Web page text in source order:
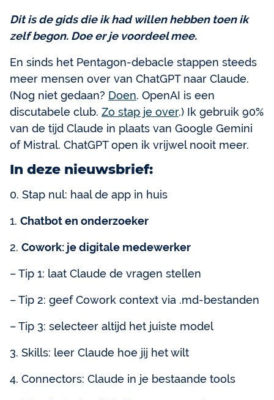
Dit is de gids die ik had willen hebben toen ik
zelf begon. Doe er je voordeel mee.
En sinds het Pentagon-debacle stappen steeds
meer mensen over van ChatGPT naar Claude.
(Nog niet gedaan? Doen. OpenAI is een
discutabele club. Zo stap je over.) Ik gebruik 90%
van de tijd Claude in plaats van Google Gemini
of Mistral. ChatGPT open ik vrijwel nooit meer.
In deze nieuwsbrief:
0. Stap nul: haal de app in huis
1. Chatbot en onderzoeker
2. Cowork: je digitale medewerker
– Tip 1: laat Claude de vragen stellen
– Tip 2: geef Cowork context via .md-bestanden
– Tip 3: selecteer altijd het juiste model
3. Skills: leer Claude hoe jij het wilt
4. Connectors: Claude in je bestaande tools